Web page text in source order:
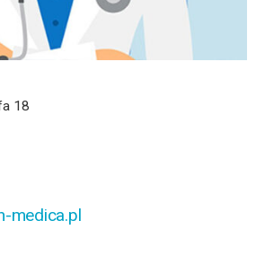
18
medica.pl